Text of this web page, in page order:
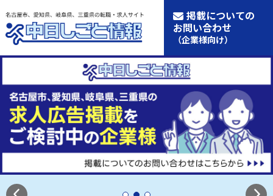
掲載についての
お問い合わせ
（企業様向け）